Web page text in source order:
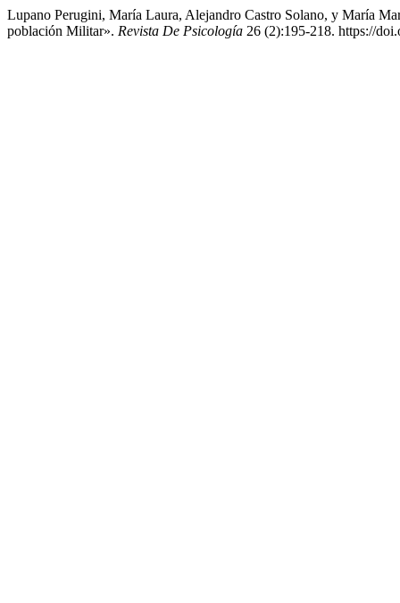
Lupano Perugini, María Laura, Alejandro Castro Solano, y María
población Militar». Revista De Psicología 26 (2):195-218. https://